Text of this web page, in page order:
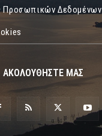
Προσωπικών Δεδομένων
ΑΚΟΛΟΥΘΗΣΤΕ ΜΑΣ